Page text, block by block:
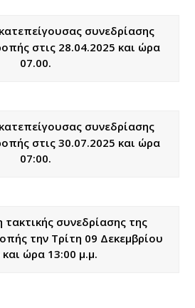
συνεδρίασης
στις 28.04.2025 και ώρα
07.00.
συνεδρίασης
στις 30.07.2025 και ώρα
07:00.
συνεδρίασης της
την Τρίτη 09 Δεκεμβρίου
και ώρα 13:00 μ.μ.